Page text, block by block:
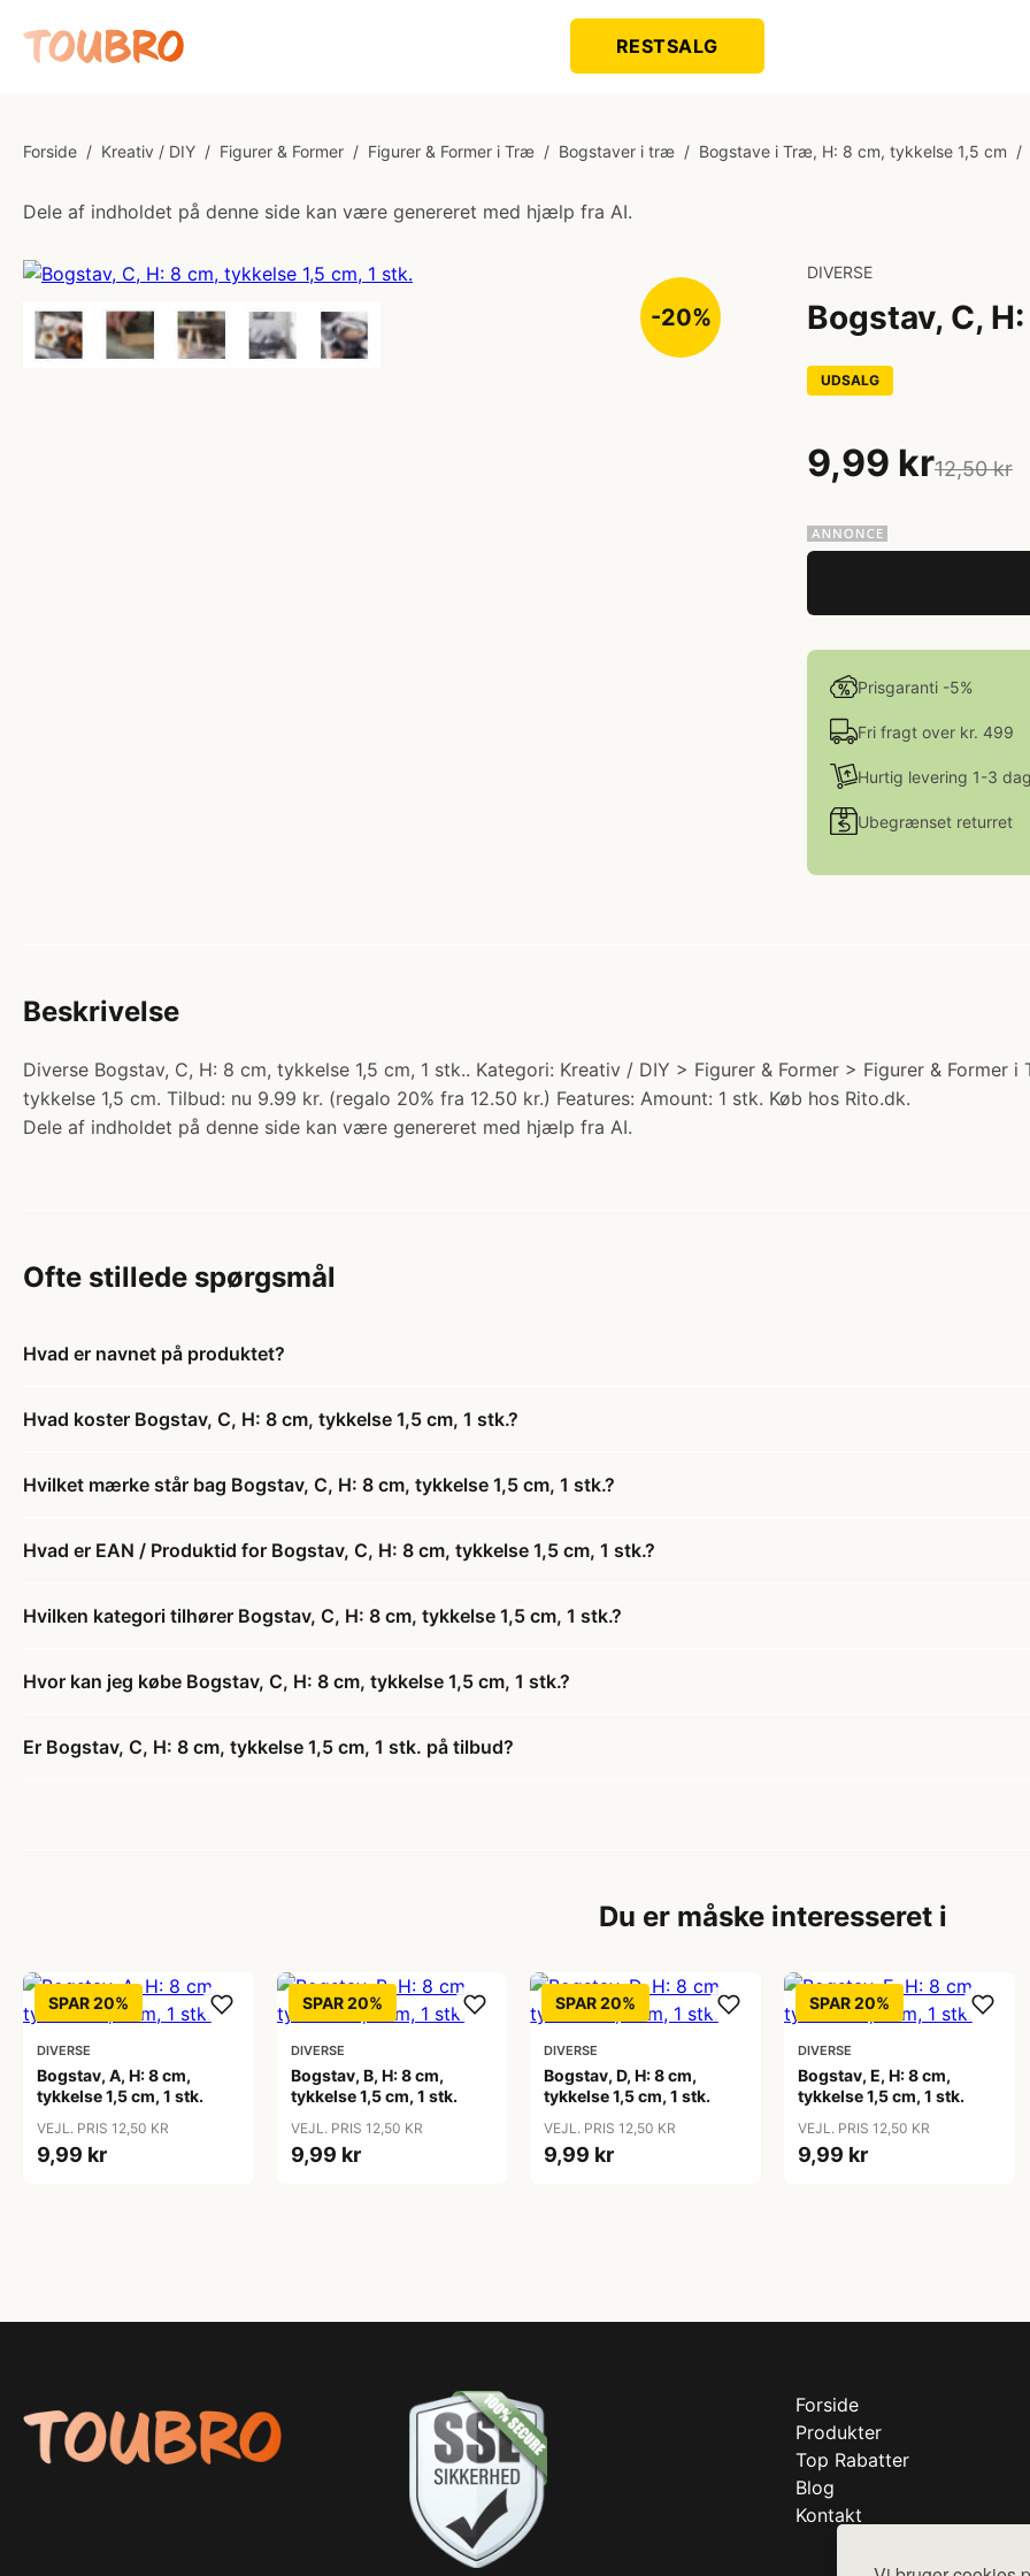
RESTSALG
Forside / Kreativ / DIY / Figurer & Former / Figurer & Former i Træ / Bogstaver i træ / Bogstave i Træ, H: 8 cm, tykkelse 1,5 cm /
Dele af indholdet på denne side kan være genereret med hjælp fra AI.
-20%
DIVERSE
Bogstav, C,
UDSALG
9,99 kr12,50 kr
Prisgaranti -5%
Fri fragt over kr. 499
Hurtig levering 1-3
Ubegrænset returret
Beskrivelse
Diverse Bogstav, C, H: 8 cm, tykkelse 1,5 cm, 1 stk.. Kategori: Kreativ / DIY > Figurer & Former > Figurer &
tykkelse 1,5 cm. Tilbud: nu 9.99 kr. (regalo 20% fra 12.50 kr.) Features: Amount: 1 stk. Køb hos Rito.dk.
Dele af indholdet på denne side kan være genereret med hjælp fra AI.
Ofte stillede spørgsmål
Hvad er navnet på produktet?
Hvad koster Bogstav, C, H: 8 cm, tykkelse 1,5 cm, 1 stk.?
Hvilket mærke står bag Bogstav, C, H: 8 cm, tykkelse 1,5 cm, 1 stk.?
Hvad er EAN / Produktid for Bogstav, C, H: 8 cm, tykkelse 1,5 cm, 1 stk.?
Hvilken kategori tilhører Bogstav, C, H: 8 cm, tykkelse 1,5 cm, 1 stk.?
Hvor kan jeg købe Bogstav, C, H: 8 cm, tykkelse 1,5 cm, 1 stk.?
Er Bogstav, C, H: 8 cm, tykkelse 1,5 cm, 1 stk. på tilbud?
Du er måske interesseret i
SPAR 20%
DIVERSE
Bogstav, A, H: 8 cm,
tykkelse 1,5 cm, 1 stk.
VEJL. PRIS 12,50 KR
9,99 kr
SPAR 20%
DIVERSE
Bogstav, B, H: 8 cm,
tykkelse 1,5 cm, 1 stk.
VEJL. PRIS 12,50 KR
9,99 kr
SPAR 20%
DIVERSE
Bogstav, D, H: 8 cm,
tykkelse 1,5 cm, 1 stk.
VEJL. PRIS 12,50 KR
9,99 kr
SPAR 20%
DIVERSE
Bogstav, E, H: 8 cm,
tykkelse 1,5 cm, 1 stk.
VEJL. PRIS 12,50 KR
9,99 kr
Forside
Produkter
Top Rabatter
Blog
Kontakt